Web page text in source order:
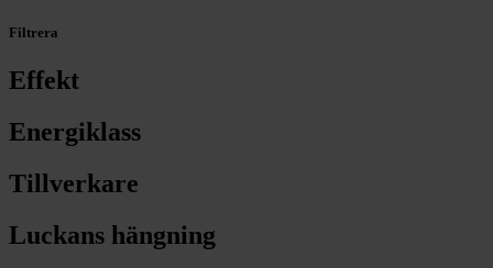
Filtrera
Effekt
Energiklass
Tillverkare
Luckans hängning